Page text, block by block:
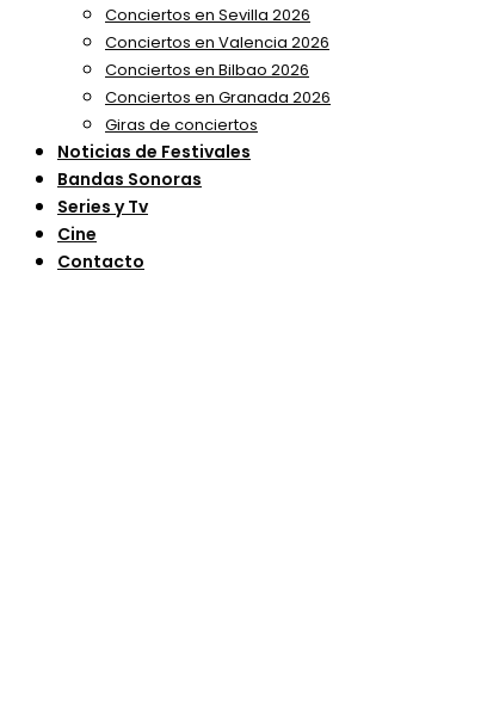
Conciertos en Sevilla 2026
Conciertos en Valencia 2026
Conciertos en Bilbao 2026
Conciertos en Granada 2026
Giras de conciertos
Noticias de Festivales
Bandas Sonoras
Series y Tv
Cine
Contacto